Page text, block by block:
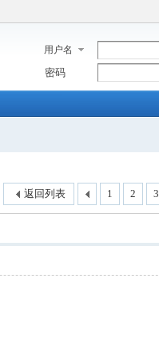
用户名
密码
1 2 3
返回列表